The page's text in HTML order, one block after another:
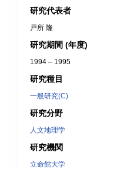
研究代表者
戸所 隆
研究期間 (年度)
1994 – 1995
研究種目
一般研究(C)
研究分野
人文地理学
研究機関
立命館大学